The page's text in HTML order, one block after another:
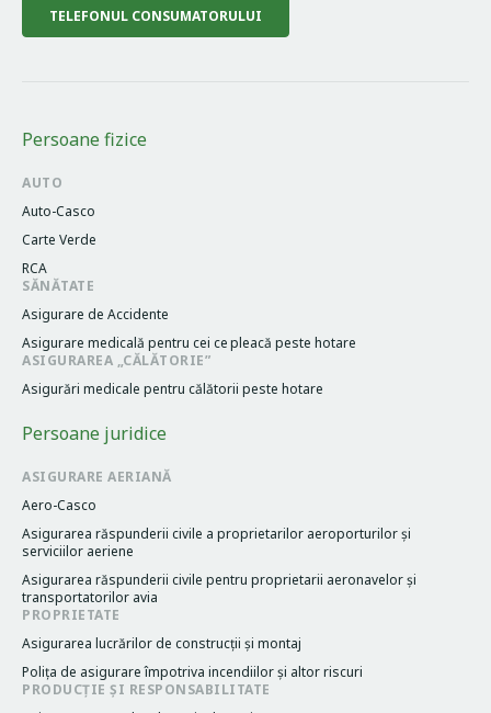
TELEFONUL CONSUMATORULUI
Persoane fizice
AUTO
Auto-Casco
Carte Verde
RCA
SĂNĂTATE
Asigurare de Accidente
Asigurare medicală pentru cei cе pleacă peste hotare
ASIGURAREA „CĂLĂTORIE”
Asigurări medicale pentru călătorii peste hotare
Persoane juridice
ASIGURARE AERIANĂ
Aero-Casco
Asigurarea răspunderii civile a proprietarilor aeroporturilor și
serviciilor aeriene
Asigurarea răspunderii civile pentru proprietarii aeronavelor și
transportatorilor avia
PROPRIETATE
Asigurarea lucrărilor de construcții și montaj
Poliţa de asigurare împotriva incendiilor și altor riscuri
PRODUCȚIE ȘI RESPONSABILITATE